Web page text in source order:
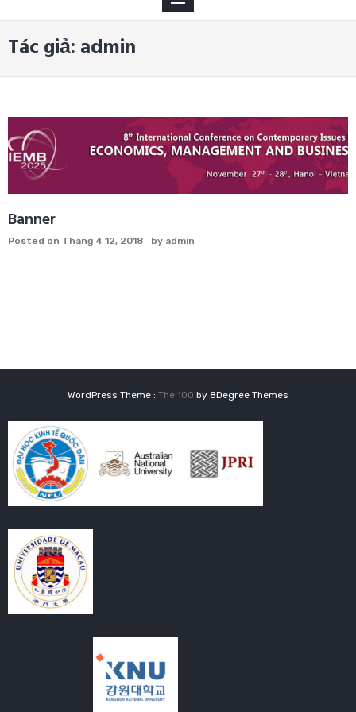
Tác giả: admin
Banner
Posted on Tháng 4 12, 2018 by admin
WordPress Theme : The 100 by 8Degree Themes